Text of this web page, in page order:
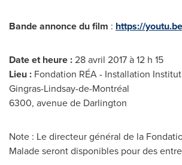
Bande annonce du film : https://
Date et heure :28 avril 2017 à 12 h 15
Lieu : Fondation RÉA - Installation
Gingras-Lindsay-de-Montréal
6300, avenue de Darlington
Note : Le directeur général de la
Malade seront disponibles pour des